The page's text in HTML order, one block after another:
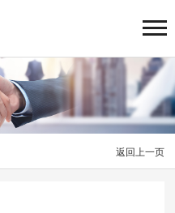
返回上一页